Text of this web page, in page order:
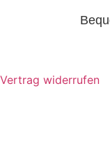
Vertrag widerrufen